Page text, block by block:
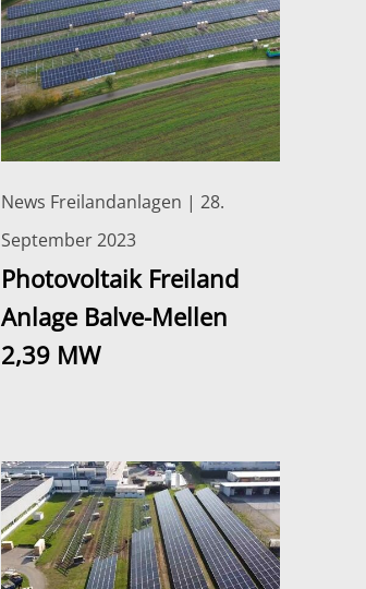
News Freilandanlagen | 28.
September 2023
Photovoltaik Freiland
Anlage Balve-Mellen
2,39 MW